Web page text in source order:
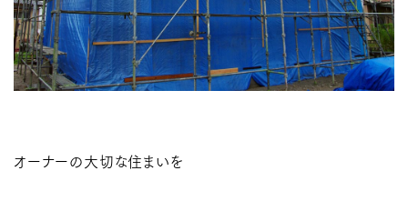
オーナーの大切な住まいを